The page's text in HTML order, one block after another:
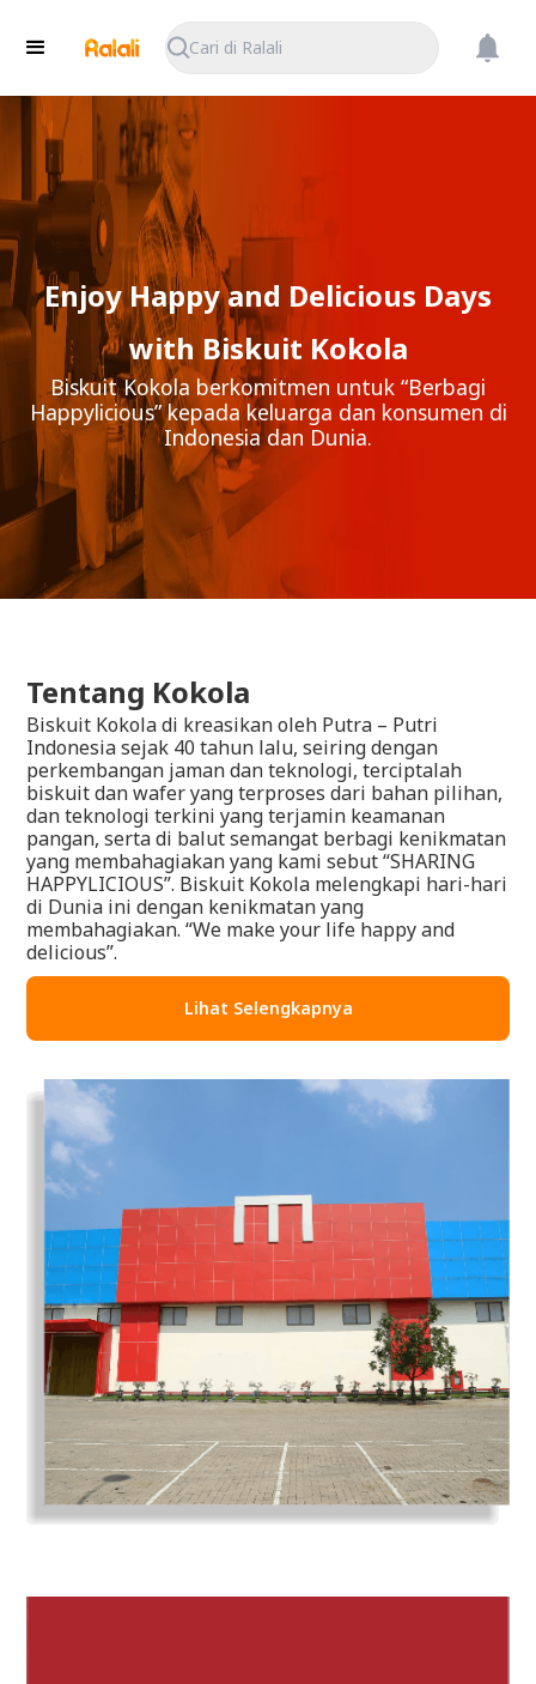
Cari di Ralali
Enjoy Happy and Delicious Days
with Biskuit Kokola
Biskuit Kokola berkomitmen untuk “Berbagi
Happylicious” kepada keluarga dan konsumen di
Indonesia dan Dunia.
Tentang Kokola
Biskuit Kokola di kreasikan oleh Putra – Putri
Indonesia sejak 40 tahun lalu, seiring dengan
perkembangan jaman dan teknologi, terciptalah
biskuit dan wafer yang terproses dari bahan pilihan,
dan teknologi terkini yang terjamin keamanan
pangan, serta di balut semangat berbagi kenikmatan
yang membahagiakan yang kami sebut “SHARING
HAPPYLICIOUS”. Biskuit Kokola melengkapi hari-hari
di Dunia ini dengan kenikmatan yang
membahagiakan. “We make your life happy and
delicious”.
Lihat Selengkapnya